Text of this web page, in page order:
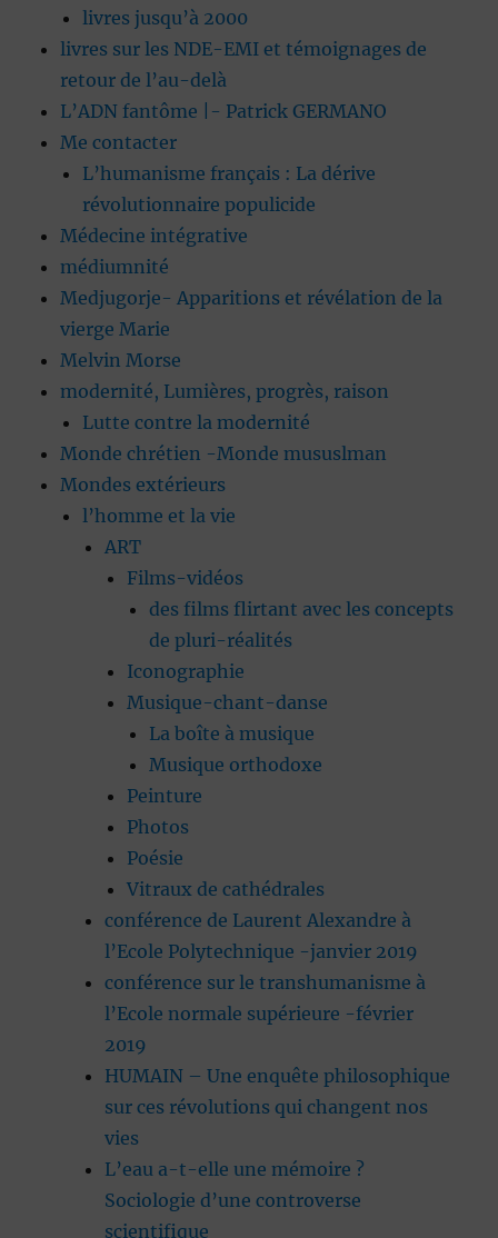
livres jusqu’à 2000
livres sur les NDE-EMI et témoignages de
retour de l’au-delà
L’ADN fantôme |- Patrick GERMANO
Me contacter
L’humanisme français : La dérive
révolutionnaire populicide
Médecine intégrative
médiumnité
Medjugorje- Apparitions et révélation de la
vierge Marie
Melvin Morse
modernité, Lumières, progrès, raison
Lutte contre la modernité
Monde chrétien -Monde mususlman
Mondes extérieurs
l’homme et la vie
ART
Films-vidéos
des films flirtant avec les concepts
de pluri-réalités
Iconographie
Musique-chant-danse
La boîte à musique
Musique orthodoxe
Peinture
Photos
Poésie
Vitraux de cathédrales
conférence de Laurent Alexandre à
l’Ecole Polytechnique -janvier 2019
conférence sur le transhumanisme à
l’Ecole normale supérieure -février
2019
HUMAIN – Une enquête philosophique
sur ces révolutions qui changent nos
vies
L’eau a-t-elle une mémoire ?
Sociologie d’une controverse
scientifique